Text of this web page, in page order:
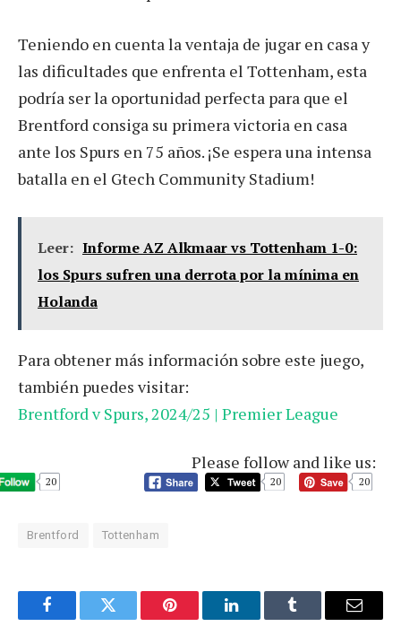
Teniendo en cuenta la ventaja de jugar en casa y
las dificultades que enfrenta el Tottenham, esta
podría ser la oportunidad perfecta para que el
Brentford consiga su primera victoria en casa
ante los Spurs en 75 años. ¡Se espera una intensa
batalla en el Gtech Community Stadium!
Leer: Informe AZ Alkmaar vs Tottenham 1-0:
los Spurs sufren una derrota por la mínima en
Holanda
Para obtener más información sobre este juego,
también puedes visitar:
Brentford v Spurs, 2024/25 | Premier League
Please follow and like us:
20 20 20
Brentford Tottenham
FacebookTwitter Pinterest LinkedInTumblr Email